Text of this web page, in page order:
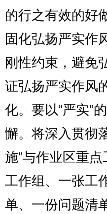
的行之有效的好
固化弘扬严实作
刚性约束，避免
证弘扬严实作风
化。要以“严实”
懈。将深入贯彻
施”与作业区重
工作组、一张工
单、一份问题清